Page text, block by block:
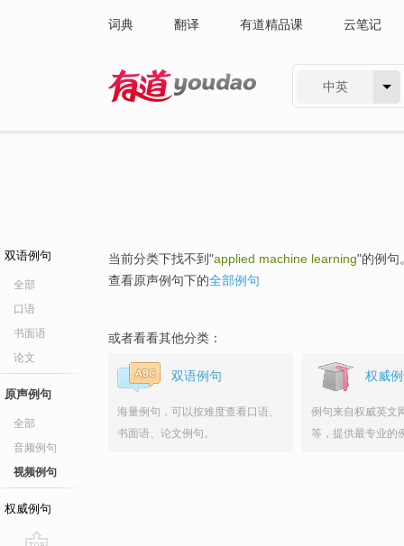
词典 翻译 有道精品课 云笔记
中英
双语例句
全部
口语
书面语
论文
原声例句
全部
音频例句
视频例句
权威例句
当前分类下找不到"applied machine learning"的例句
查看原声例句下的全部例句
或者看看其他分类：
双语例句
海量例句，可以按难度查看口语、
书面语、论文例句。
权威
例句来自权威英文
等，提供最专业的